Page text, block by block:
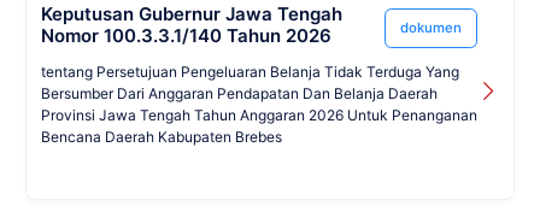
Keputusan Gubernur Jawa Tengah
Nomor 100.3.3.1/140 Tahun 2026
dokumen
tentang Persetujuan Pengeluaran Belanja Tidak Terduga Yang
Bersumber Dari Anggaran Pendapatan Dan Belanja Daerah
Provinsi Jawa Tengah Tahun Anggaran 2026 Untuk Penanganan
Bencana Daerah Kabupaten Brebes